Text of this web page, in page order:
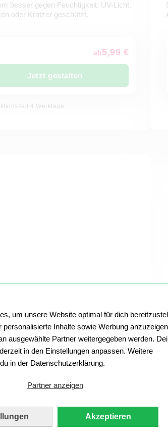
um unsere Website optimal für dich
personalisierte Inhalte sowie Werbung
ausgewählte Partner weitergegeben werden.
in den Einstellungen anpassen. Weitere
in der Datenschutzerklärung.
Partner anzeigen
Akzeptieren
besser gegen Feuchtigkeit, UV-Licht,
oder Kratzer geschützt.
ab5,99 €
Jetzt gestalten
4 Werktage
auf Hahnemühle-Papier
Dein Plakat besonders edel auf
Hahnemühle-Künstlerpapier. Das
matte Optik. Diese Papiersorte bietet
und Farben.